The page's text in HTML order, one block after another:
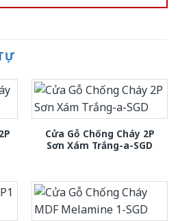
Cửa Gỗ Chống Cháy 2P
Sơn Xám Trắng-a-SGD